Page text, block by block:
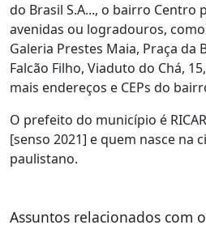
do Brasil S.A..., o bairro Centro
avenidas ou logradouros,
Galeria Prestes Maia, Praça da
Falcão Filho, Viaduto do Chá,
mais endereços e CEPs do
O prefeito do município é
[senso 2021] e quem nasce na
paulistano.
Assuntos relacionados com